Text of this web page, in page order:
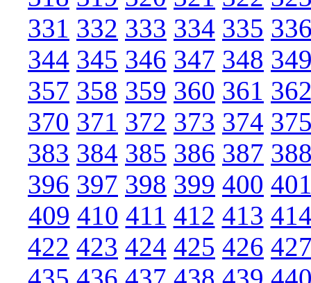
331 332 333 334 335
344 345 346 347 348
357 358 359 360 361
370 371 372 373 374
383 384 385 386 387
396 397 398 399 400
409 410 411 412 413
422 423 424 425 426